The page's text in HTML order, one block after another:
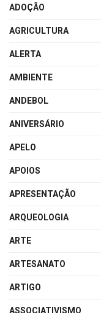
ADOÇÃO
AGRICULTURA
ALERTA
AMBIENTE
ANDEBOL
ANIVERSÁRIO
APELO
APOIOS
APRESENTAÇÃO
ARQUEOLOGIA
ARTE
ARTESANATO
ARTIGO